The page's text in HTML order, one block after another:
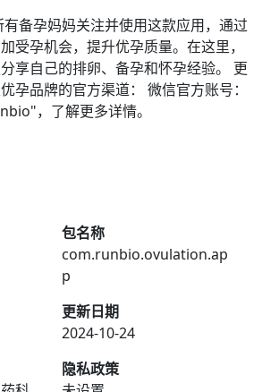
备孕妈妈关注并使用这款应用，通过
受孕机会，提升优孕质量。在这里，
享自己的排卵、备孕和怀孕经验。 更
孕品牌的官方渠道： 微信官方账号：
，了解更多详情。
包名称
com.runbio.ovulation.ap
p
更新日期
2024-10-24
隐私政策